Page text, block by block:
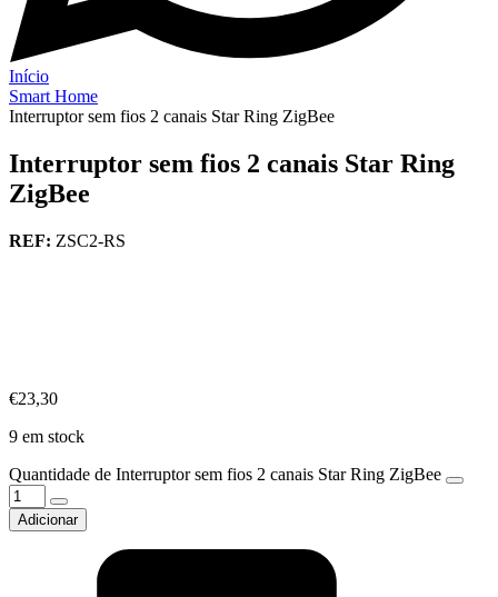
Início
Smart Home
Interruptor sem fios 2 canais Star Ring ZigBee
Interruptor sem fios 2 canais Star Ring
ZigBee
REF: ZSC2-RS
€23,30
9 em stock
Quantidade de Interruptor sem fios 2 canais Star Ring ZigBee
Adicionar